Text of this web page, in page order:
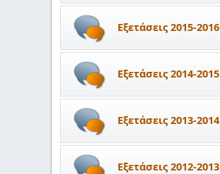
Εξετάσεις 2015-2016
Εξετάσεις 2014-2015
Εξετάσεις 2013-2014
Εξετάσεις 2012-2013